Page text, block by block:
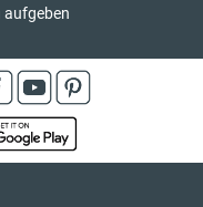
aufgeben